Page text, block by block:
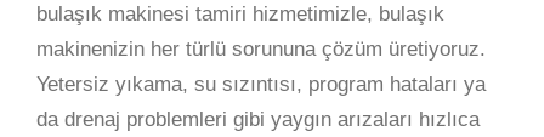
bulaşık makinesi tamiri hizmetimizle, bulaşık
makinenizin her türlü sorununa çözüm üretiyoruz.
Yetersiz yıkama, su sızıntısı, program hataları ya
da drenaj problemleri gibi yaygın arızaları hızlıca